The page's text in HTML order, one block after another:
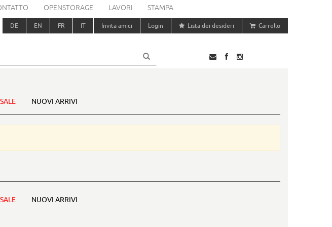
OPENSTORAGE LAVORI STAMPA
DE EN FR IT Invita amici Login Lista dei desideri Carrello
SALE NUOVI ARRIVI
SALE NUOVI ARRIVI